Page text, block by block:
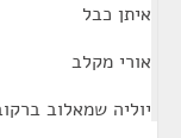
איתן כבל
אורי מקלב
יוליה שמאלוב